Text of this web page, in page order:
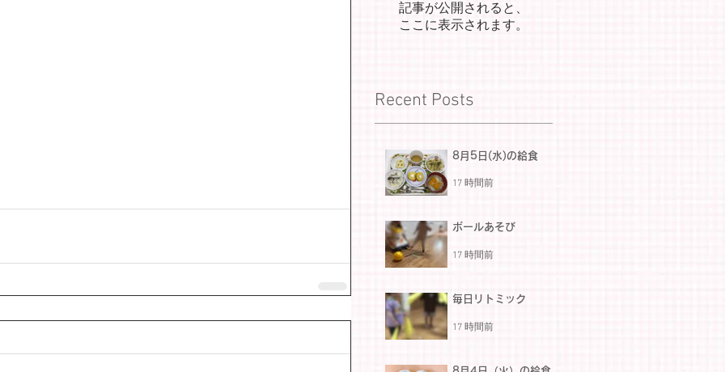
記事が公開されると、
ここに表示されます。
Recent Posts
8月5日(水)の給食
17 時間前
ボールあそび
17 時間前
毎日リトミック
17 時間前